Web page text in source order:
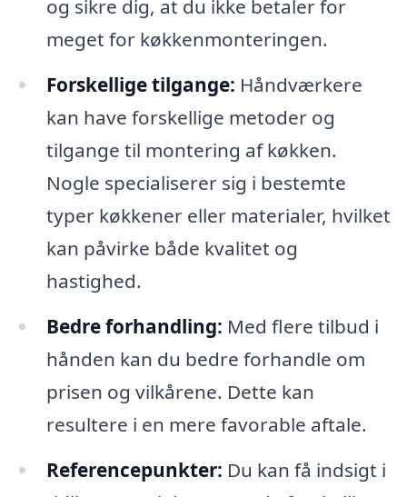
og sikre dig, at du ikke betaler for
meget for køkkenmonteringen.
Forskellige tilgange: Håndværkere
kan have forskellige metoder og
tilgange til montering af køkken.
Nogle specialiserer sig i bestemte
typer køkkener eller materialer, hvilket
kan påvirke både kvalitet og
hastighed.
Bedre forhandling: Med flere tilbud i
hånden kan du bedre forhandle om
prisen og vilkårene. Dette kan
resultere i en mere favorable aftale.
Referencepunkter: Du kan få indsigt i